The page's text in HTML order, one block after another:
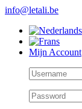
Skip
content
info@letali.be
Mijn Account